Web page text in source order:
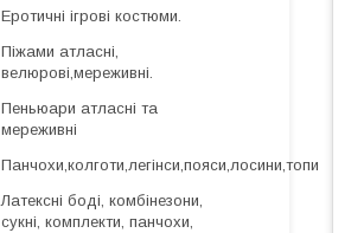
Еротичні ігрові костюми.
Піжами атласні,
велюрові,мереживні.
Пеньюари атласні та
мереживні
Панчохи,колготи,легінси,пояси,лосини,топи
Латексні боді, комбінезони,
сукні, комплекти, панчохи,